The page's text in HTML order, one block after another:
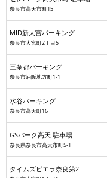
奈良駅
奈良市高天市町15
MID新大宮パーキング
奈良市大宮町2丁目5
三条都パーキング
奈良市油阪地方町1-1
水谷パーキング
奈良市高天町16
GSパーク高天 駐車場
奈良県奈良市高天市町5-1
タイムズビエラ奈良第2